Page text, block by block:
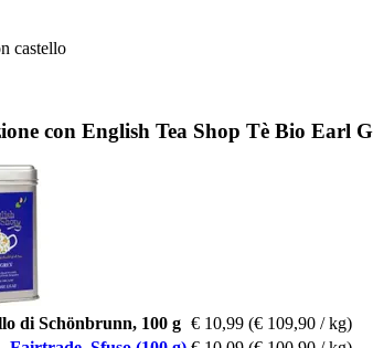
castello
con English Tea Shop Tè Bio Earl
di Schönbrunn, 100 g € 10,99 (€ 109,90 / kg)